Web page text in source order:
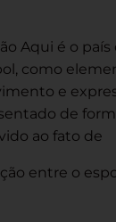
Aqui é o
como
e
de
ao fato de
entre o